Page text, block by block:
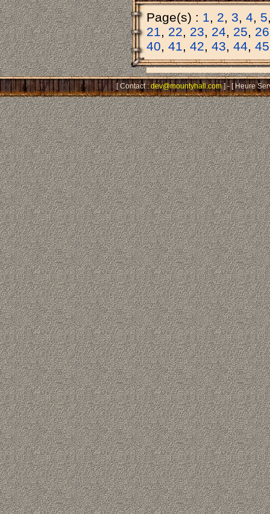
Page(s) : 1, 2, 3, 4, 5
21, 22, 23, 24, 25, 26
40, 41, 42, 43, 44, 45
[ Contact :dev@mountyhall.com] - [ Heure